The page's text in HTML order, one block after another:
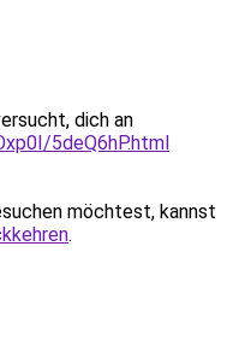
dich an
5deQ6hP.html
möchtest, kannst
.